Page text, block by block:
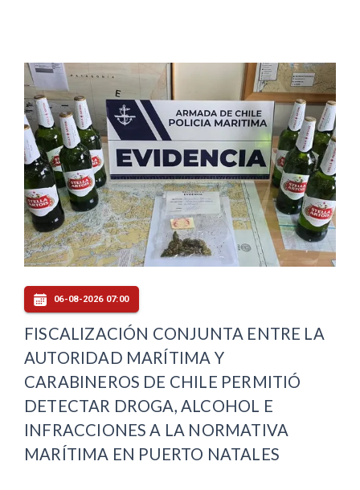
06-08-2026 07:00
FISCALIZACIÓN CONJUNTA ENTRE LA
AUTORIDAD MARÍTIMA Y
CARABINEROS DE CHILE PERMITIÓ
DETECTAR DROGA, ALCOHOL E
INFRACCIONES A LA NORMATIVA
MARÍTIMA EN PUERTO NATALES